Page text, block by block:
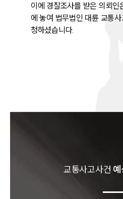
이에 경찰조사를 받은 의뢰인
에 놓여 법무법인 대륜 교통
청하셨습니다.
교통사고사건 예